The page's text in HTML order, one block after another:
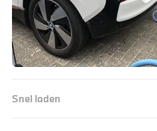
Snel laden